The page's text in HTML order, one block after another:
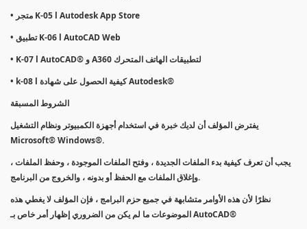
• متجر K-05 l Autodesk App Store
• تطبيق K-06 l AutoCAD Web
• K-07 l AutoCAD® و A360 لتطبيقات الهاتف المتحرك
• k-08 l كيفية الحصول على شهادة Autodesk®
الشروط المسبقة
يفترض المؤلف أن لديك خبرة في استخدام أجهزة الكمبيوتر ونظام التشغيل
Microsoft® Windows®.
يجب أن تعرف كيفية بدء الملفات الجديدة ، وفتح الملفات الموجودة ، وحفظ الملفات ،
وإغلاق الملفات مع الحفظ أو بدونه ، والخروج من البرنامج.
نظرًا لأن هذه الأوامر متشابهة في جميع حزم البرامج ، فإن المؤلف لا يغطي هذه
الموضوعات ما لم يكن من الضروري إظهار أمر خاص بـ AutoCAD®